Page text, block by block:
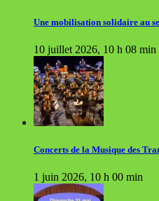
Une mobilisation solidaire au
10 juillet 2026, 10 h 08 min
Concerts de la Musique des
1 juin 2026, 10 h 00 min